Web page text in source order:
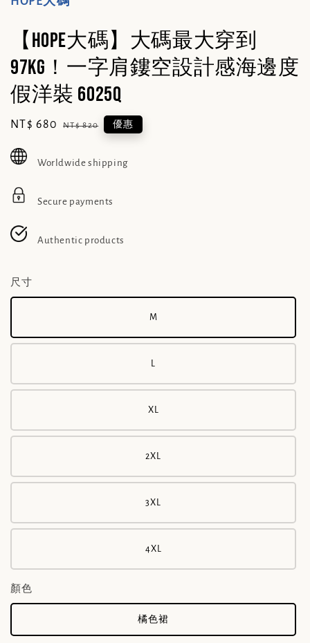
【Hope大碼】大碼最大穿到
97kg！一字肩鏤空設計感海邊度
假洋裝 6025q
Sale
NT$ 680 Regular
NT$ 820 優惠
Worldwide shipping
Secure payments
Authentic products
尺寸
M
XL
2XL
3XL
4XL
顏色
橘色裙